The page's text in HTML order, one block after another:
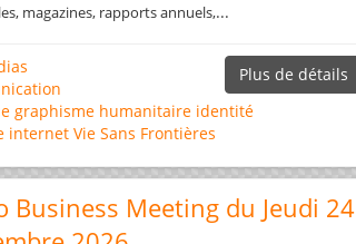
magazines, rapports annuels,...
Plus de détails
graphisme humanitaire identité
internet Vie Sans Frontières
Business Meeting du Jeudi 24